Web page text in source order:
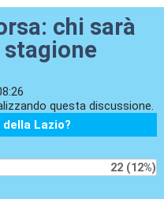
chi sarà
stagione
questa discussione.
Lazio?
22 (12%)